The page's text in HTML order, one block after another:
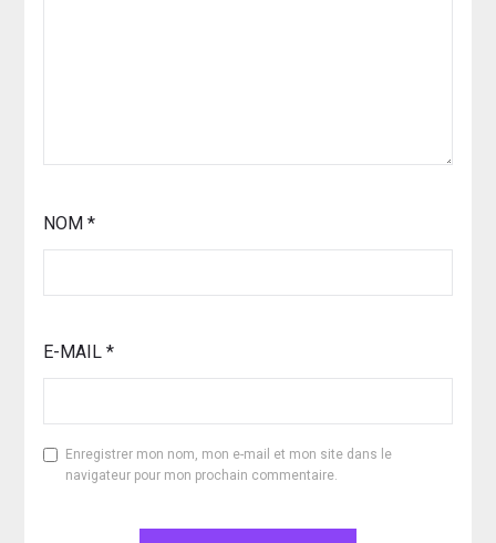
NOM *
E-MAIL *
Enregistrer mon nom, mon e-mail et mon site dans le
navigateur pour mon prochain commentaire.